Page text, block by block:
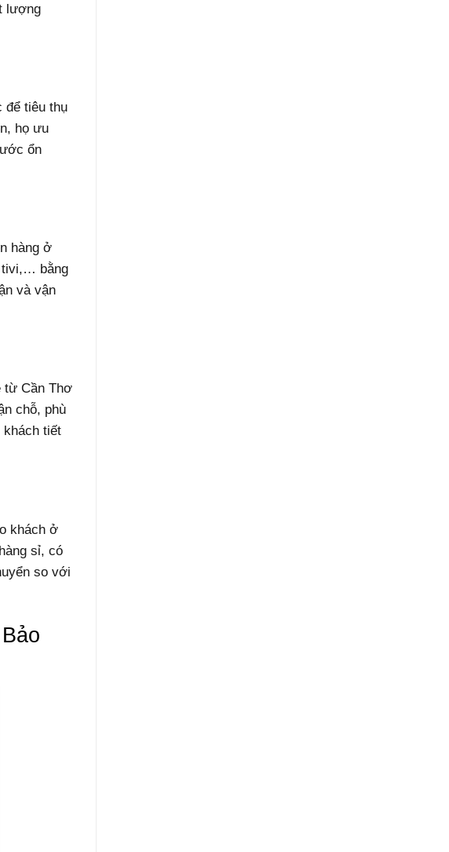
lượng
để tiêu thụ
họ ưu
ổn
hàng ở
tivi,… bằng
và vận
từ Cần Thơ
chỗ, phù
khách tiết
khách ở
sỉ, có
so với